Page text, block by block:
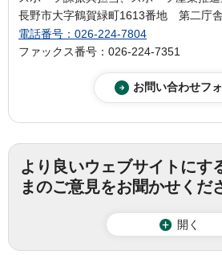
長野市大字鶴賀緑町1613番地 第二庁
電話番号：026-224-7804
ファックス番号：026-224-7351
より良いウェブサイトにす
まのご意見をお聞かせくだ
開く